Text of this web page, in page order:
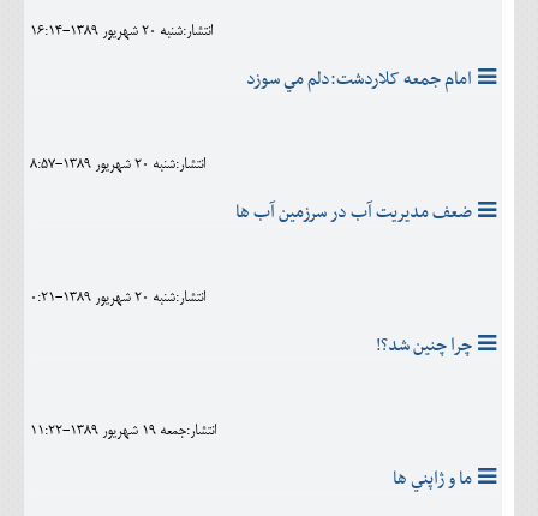
انتشار:شنبه 20 شهريور 1389-16:14
امام جمعه کلاردشت:دلم مي سوزد
انتشار:شنبه 20 شهريور 1389-8:57
ضعف مدیریت آب در سرزمین آب ها
انتشار:شنبه 20 شهريور 1389-0:21
چرا چنين شد؟!
انتشار:جمعه 19 شهريور 1389-11:22
ما و ژاپني ها